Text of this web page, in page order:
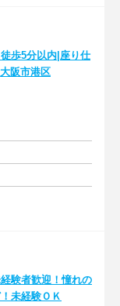
歩5分以内|座り仕
阪市港区
験者歓迎！憧れの
未経験ＯＫ